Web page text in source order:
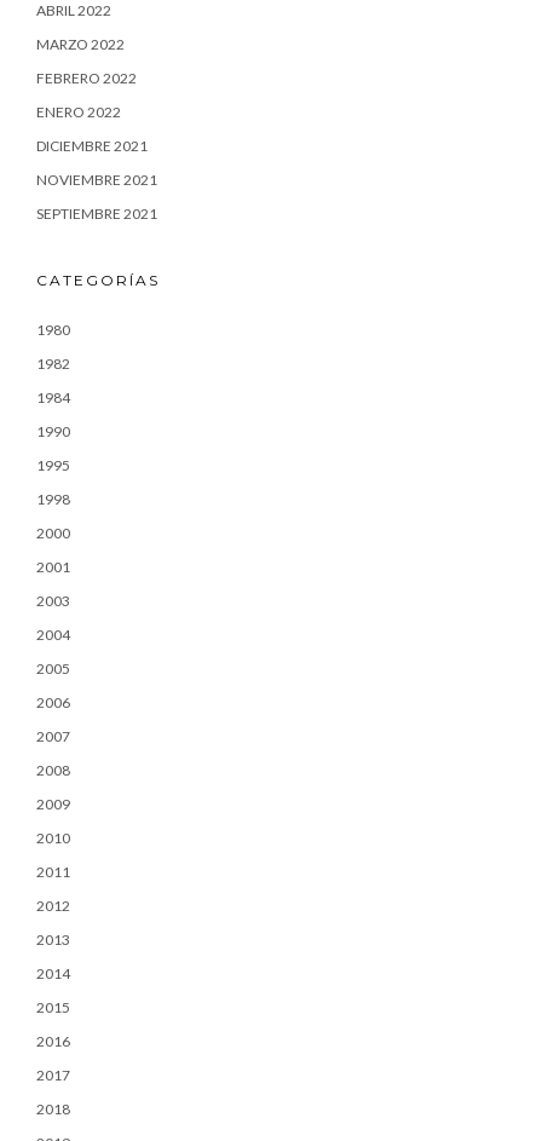
ABRIL 2022
MARZO 2022
FEBRERO 2022
ENERO 2022
DICIEMBRE 2021
NOVIEMBRE 2021
SEPTIEMBRE 2021
CATEGORÍAS
1980
1982
1984
1990
1995
1998
2000
2001
2003
2004
2005
2006
2007
2008
2009
2010
2011
2012
2013
2014
2015
2016
2017
2018